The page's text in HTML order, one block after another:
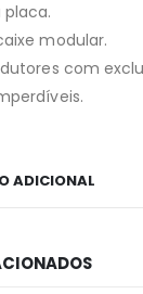
modular.
com
ADICIONAL